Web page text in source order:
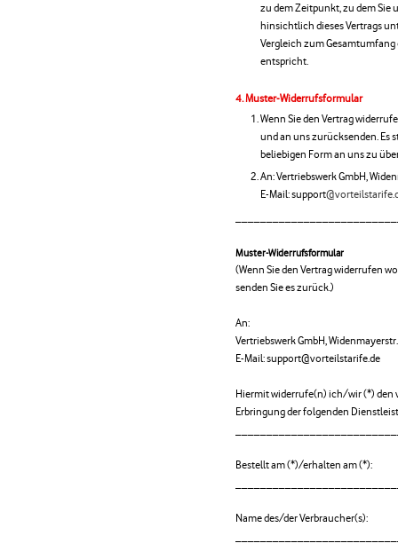
zu dem Zeitpunkt, zu dem Sie
hinsichtlich dieses Vertrags
Vergleich zum
entspricht.
Muster-Widerrufsformular
Wenn Sie den Vertrag
und an uns zurücksenden. Es
beliebigen Form an uns zu
An: Vertriebswerk GmbH,
E-Mail: support
Muster-Widerrufsformular
(Wenn Sie den Vertrag widerrufen
senden Sie es zurück.)
An:
Vertriebswerk GmbH,
E-Mail: support@vorteilstarife.de
Hiermit widerrufe(n) ich/wir (*) den
Erbringung der folgenden
Bestellt am (*)/erhalten am (*):
Name des/der Verbraucher(s):